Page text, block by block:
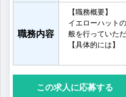
職務内容
【職務概要】
イエローハット
般を行っていただ
【具体的には】
・車検整備
・定期点検
・点検・車検のご
応募する